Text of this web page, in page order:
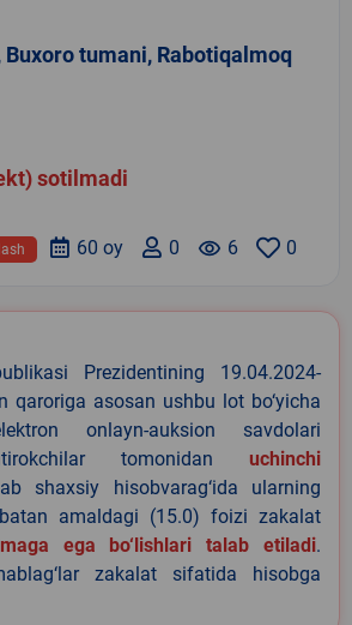
tumani, Rabotiqalmoq
sotilmadi
0
remove_red_eye 6
0
60 oy
Prezidentining 19.04.2024-
qaroriga asosan ushbu lot bo‘yicha
onlayn-auksion savdolari
tomonidan uchinchi
shaxsiy hisobvarag‘ida ularning
amaldagi (15.0) foizi zakalat
ega bo‘lishlari talab etiladi.
zakalat sifatida hisobga